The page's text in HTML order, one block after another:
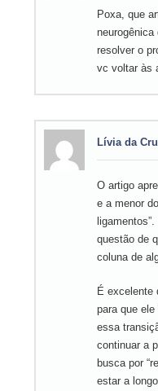
Poxa, que
resolver o
vc voltar às
Lívia da
O artigo
e a menor
questão de
coluna de
É excelente
para que
essa
continuar a
busca por
estar a